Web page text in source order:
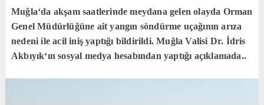
Muğla‘da akşam saatlerinde meydana gelen olayda Orman
Genel Müdürlüğüne ait yangın söndürme uçağının arıza
nedeni ile acil iniş yaptığı bildirildi. Muğla Valisi Dr. İdris
Akbıyık‘ın sosyal medya hesabından yaptığı açıklamada..